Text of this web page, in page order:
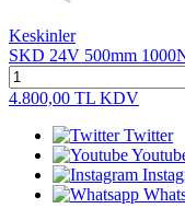
Keskinler
SKD 24V 500mm
4.800,00 TL KDV
Twitter